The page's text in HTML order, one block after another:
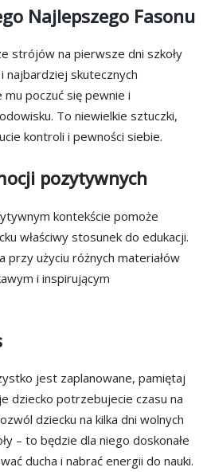
Najlepszego Fasonu
strójów na pierwsze dni szkoły
skutecznych
poczuć się pewnie i
To niewielkie sztuczki,
kontroli i pewności siebie.
pozytywnych
kontekście pomoże
właściwy stosunek do edukacji.
przy użyciu różnych materiałów
i inspirującym
jest zaplanowane, pamiętaj
dziecko potrzebujecie czasu na
dziecku na kilka dni wolnych
– to będzie dla niego doskonałe
ducha i nabrać energii do nauki.